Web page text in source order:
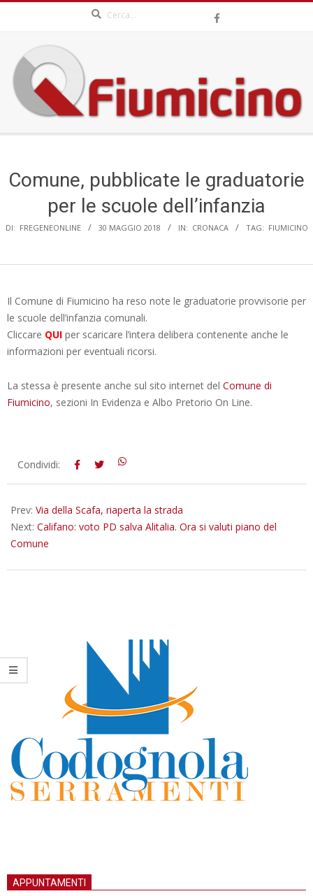
content
QFIUMICINO.COM
Menu
Comune, pubblicate le graduatorie
per le scuole dell’infanzia
DI: FREGENEONLINE 30 MAGGIO 2018 IN: CRONACA TAG: FIUMICINO
Il Comune di Fiumicino ha reso note le graduatorie provvisorie per
le scuole dell’infanzia comunali.
Cliccare QUI per scaricare l’intera delibera contenente anche le
informazioni per eventuali ricorsi.
La stessa è presente anche sul sito internet del Comune di
Fiumicino, sezioni In Evidenza e Albo Pretorio On Line.
2018-
Condividi:
Prev: Via della Scafa, riaperta la strada
Next: Califano: voto PD salva Alitalia. Ora si valuti piano del
Comune
APPUNTAMENTI